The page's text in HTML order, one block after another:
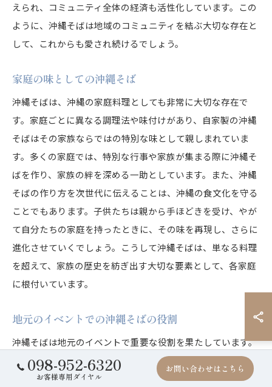
えられ、コミュニティ全体の経済も活性化しています。この
ように、沖縄そばは地域のコミュニティを結ぶ大切な存在と
して、これからも愛され続けるでしょう。
家庭の味としての沖縄そば
沖縄そばは、沖縄の家庭料理としても非常に大切な存在で
す。家庭ごとに異なる調理法や味付けがあり、自家製の沖縄
そばはその家族ならではの特別な味として親しまれていま
す。多くの家庭では、特別な行事や家族が集まる際に沖縄そ
ばを作り、家族の絆を深める一助としています。また、沖縄
そばの作り方を次世代に伝えることは、沖縄の食文化を守る
ことでもあります。子供たちは親から手ほどきを受け、やが
て自分たちの家庭を持ったときに、その味を再現し、さらに
進化させていくでしょう。こうして沖縄そばは、単なる料理
を超えて、家族の歴史を紡ぎ出す大切な要素として、各家庭
に根付いています。
地元のイベントでの沖縄そばの役割
沖縄そばは地元のイベントで重要な役割を果たしています。
例えば、地域の祭りや文化イベントでは、沖縄そばの屋台が
多くの人々を惹きつけます。地元の人々だけでなく観光客
098-952-6320
お客様専用ダイヤル
お問い合わせはこちら